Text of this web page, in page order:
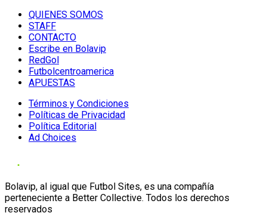
QUIENES SOMOS
STAFF
CONTACTO
Escribe en Bolavip
RedGol
Futbolcentroamerica
APUESTAS
Términos y Condiciones
Políticas de Privacidad
Política Editorial
Ad Choices
Bolavip, al igual que Futbol Sites, es una compañía
perteneciente a Better Collective. Todos los derechos
reservados